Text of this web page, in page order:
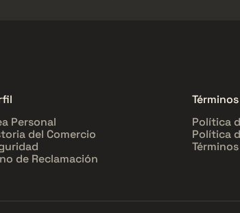
Personal
del Comercio
de Reclamación
Términos
Política
Política